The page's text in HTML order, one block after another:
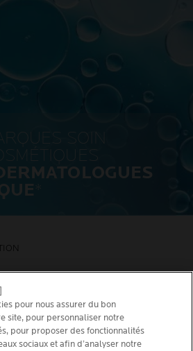
SOIN
POSAY
pour nous assurer du bon
site, pour personnaliser notre
pour proposer des fonctionnalités
sociaux et afin d’analyser notre